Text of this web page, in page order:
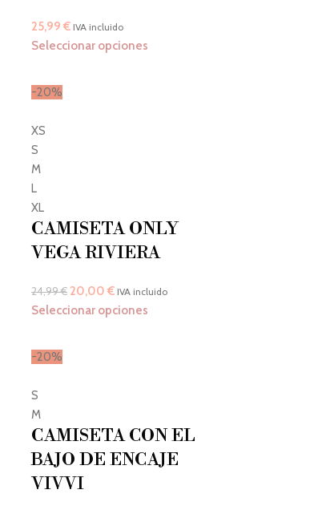
25,99€ IVA incluido
Seleccionar opciones
-20%
XS
S
M
L
XL
CAMISETA ONLY
VEGA RIVIERA
24,99€ 20,00€ IVA incluido
Seleccionar opciones
-20%
S
M
CAMISETA CON EL
BAJO DE ENCAJE
VIVVI